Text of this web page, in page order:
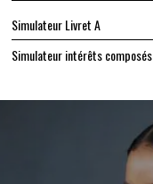
Simulateur Livret A
Simulateur intérêts composés